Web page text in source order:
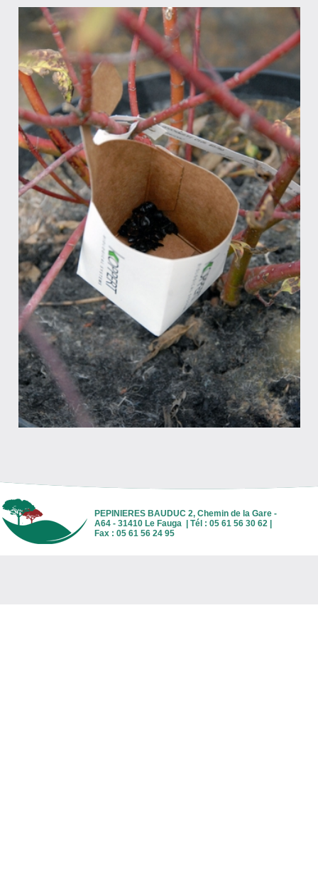
PEPINIERES BAUDUC 2, Chemin de la Gare -
A64 - 31410 Le Fauga | Tél : 05 61 56 30 62 |
Fax : 05 61 56 24 95